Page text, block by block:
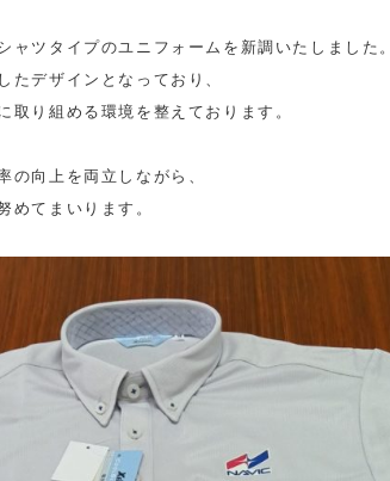
ャツタイプのユニフォームを新調いたしました。
たデザインとなっており、
取り組める環境を整えております。
の向上を両立しながら、
めてまいります。